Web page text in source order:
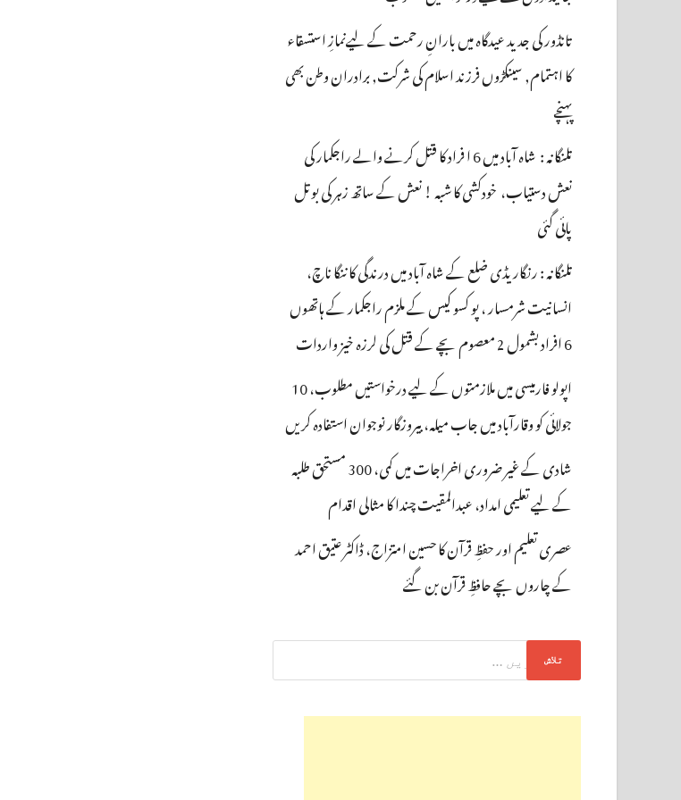
تانڈور کی جدید عیدگاہ میں بارانِ رحمت کے لیےنمازِ استسقاء
کا اہتمام, سینکڑوں فرزند اسلام کی شرکت, برادران وطن بھی
پہنچے
تلنگانہ : شاہ آباد میں 6 ا فراد کا قتل کرنے والے راجکمار کی
نعش دستیاب، خودکشی کا شبہ ! نعش کے ساتھ زہر کی بوتل
پائی گئی
تلنگانہ : رنگاریڈی ضلع کے شاہ آباد میں درندگی کا ننگا ناچ،
انسانیت شرمسار ، پو کسو کیس کے ملزم راجکمار کے ہاتھوں
6 افراد بشمول 2 معصوم بچے کے قتل کی لرزہ خیز واردات
اپولو فارمیسی میں ملازمتوں کے لیے درخواستیں مطلوب، 10
جولائی کو وقارآباد میں جاب میلہ، بیروزگار نوجوان استفادہ کریں
شادی کے غیر ضروری اخراجات میں کمی، 300 مستحق طلبہ
کے لیے تعلیمی امداد، عبدالمقیت چندا کا مثالی اقدام
عصری تعلیم اور حفظِ قرآن کا حسین امتزاج، ڈاکٹر عتیق احمد
کے چاروں بچے حافظِ قرآن بن گئے